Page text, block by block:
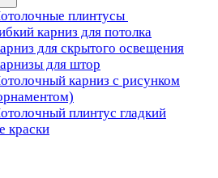
плинтусы
карниз для потолка
для скрытого освещения
для штор
карниз с рисунком
плинтус гладкий
краски